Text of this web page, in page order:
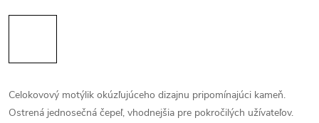
Celokovový motýlik okúzľujúceho dizajnu pripomínajúci kameň.
Ostrená jednosečná čepeľ, vhodnejšia pre pokročilých užívateľov.